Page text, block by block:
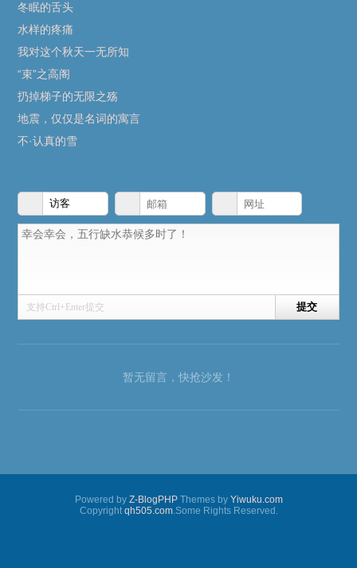
冬眠的舌头
水样的疼痛
我对这个秋天一无所知
“束”之高阁
扔掉梯子的无限之殇
地震，仅仅是名词的寓言
不·认真的雪
支持Ctrl+Enter提交
暂无留言，快抢沙发！
Powered by Z-BlogPHPThemes by Yiwuku.com
Copyrightqh505.com.Some Rights Reserved.